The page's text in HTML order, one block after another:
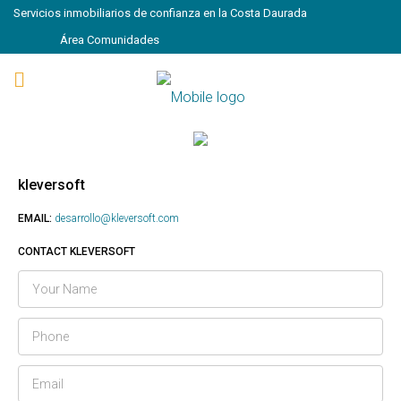
Servicios inmobiliarios de confianza en la Costa Daurada
Área Comunidades
kleversoft
EMAIL: desarrollo@kleversoft.com
CONTACT KLEVERSOFT